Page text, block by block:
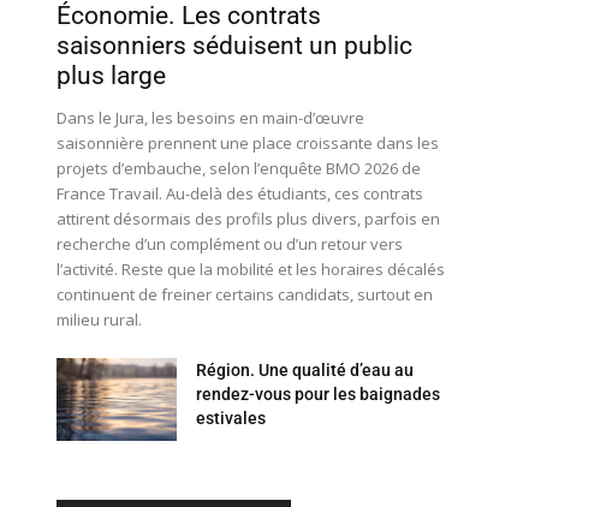
Économie. Les contrats
saisonniers séduisent un public
plus large
Dans le Jura, les besoins en main-d’œuvre
saisonnière prennent une place croissante dans les
projets d’embauche, selon l’enquête BMO 2026 de
France Travail. Au-delà des étudiants, ces contrats
attirent désormais des profils plus divers, parfois en
recherche d’un complément ou d’un retour vers
l’activité. Reste que la mobilité et les horaires décalés
continuent de freiner certains candidats, surtout en
milieu rural.
Région. Une qualité d’eau au
rendez-vous pour les baignades
estivales